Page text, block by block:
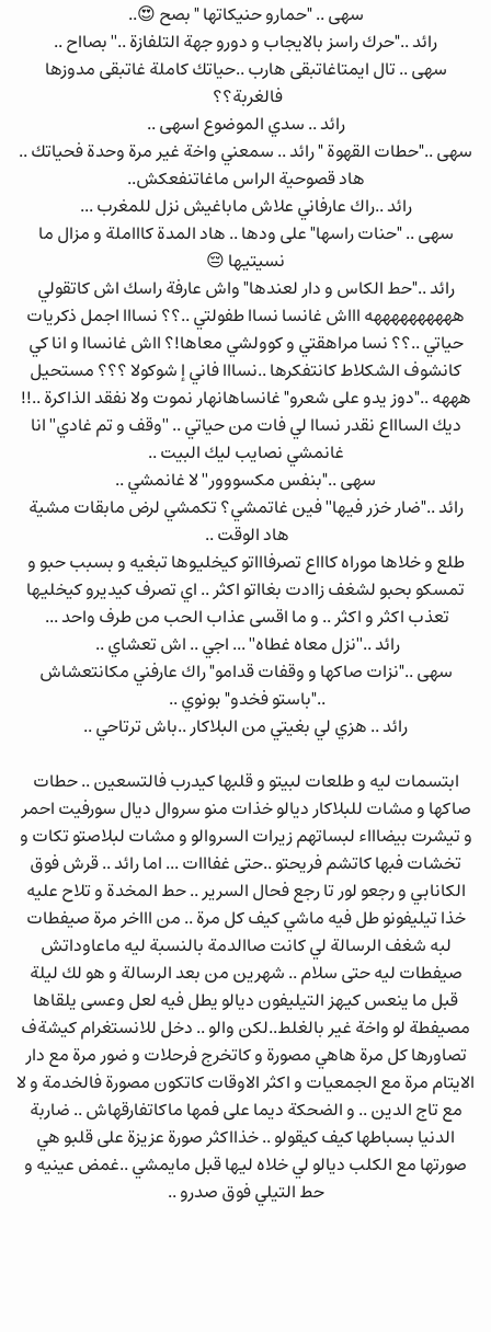
سهى .. "حمارو حنيكاتها " بصح 😍..
رائد .."حرك راسز بالايجاب و دورو جهة التلفازة ..'' بصااح ..
سهى .. تال ايمتاغاتبقى هارب ..حياتك كاملة غاتبقى مدوزها
فالغربة؟؟
رائد .. سدي الموضوع اسهى ..
سهى .."حطات القهوة " رائد .. سمعني واخة غير مرة وحدة فحياتك ..
هاد قصوحية الراس ماغاتنفعكش..
رائد ..راك عارفاني علاش ماباغيش نزل للمغرب ...
سهى .. "حنات راسها" على ودها .. هاد المدة كاااملة و مزال ما
نسيتيها 😔
رائد .."حط الكاس و دار لعندها" واش عارفة راسك اش كاتقولي
ههههههههههه اااش غانسا نساا طفولتي ..؟؟ نسااا اجمل ذكريات
حياتي ..؟؟ نسا مراهقتي و كوولشي معاها!؟ ااش غانساا و انا كي
كانشوف الشكلاط كانتفكرها ..نسااا فاني إ شوكولا ؟؟؟ مستحيل
هههه .."دوز يدو على شعرو" غانساهانهار نموت ولا نفقد الذاكرة ..!!
ديك الساااع نقدر نساا لي فات من حياتي .. ''وقف و تم غادي'' انا
غانمشي نصايب ليك البيت ..
سهى .."بنفس مكسووور'' لا غانمشي ..
رائد .."ضار خزر فيها'' فين غاتمشي؟ تكمشي لرض مابقات مشية
هاد الوقت ..
طلع و خلاها موراه كاااع تصرفاااتو كيخليوها تبغيه و بسبب حبو و
تمسكو بحبو لشغف زاادت بغااتو اكثر .. اي تصرف كيديرو كيخليها
تعذب اكثر و اكثر .. و ما اقسى عذاب الحب من طرف واحد ...
رائد ..''نزل معاه غطاه'' ... اجي .. اش تعشاي ..
سهى .."نزات صاكها و وقفات قدامو" راك عارفني مكانتعشاش
.."باستو فخدو" بونوي ..
رائد .. هزي لي بغيتي من البلاكار ..باش ترتاحي ..
ابتسمات ليه و طلعات لبيتو و قلبها كيدرب فالتسعين .. حطات
صاكها و مشات للبلاكار ديالو خذات منو سروال ديال سورفيت احمر
و تيشرت بيضاااء لبساتهم زيرات السروالو و مشات لبلاصتو تكات و
تخشات فبها كاتشم فريحتو ..حتى غفااات ... اما رائد .. قرش فوق
الكانابي و رجعو لور تا رجع فحال السرير .. حط المخدة و تلاح عليه
خذا تيليفونو طل فيه ماشي كيف كل مرة .. من اااخر مرة صيفطات
لبه شغف الرسالة لي كانت صاالدمة بالنسبة ليه ماعاوداتش
صيفطات ليه حتى سلام .. شهرين من بعد الرسالة و هو لك ليلة
قبل ما ينعس كيهز التيليفون ديالو يطل فيه لعل وعسى يلقاها
مصيفطة لو واخة غير بالغلط..لكن والو .. دخل للانستغرام كيشةف
تصاورها كل مرة هاهي مصورة و كاتخرج فرحلات و ضور مرة مع دار
الايتام مرة مع الجمعيات و اكثر الاوقات كاتكون مصورة فالخدمة و لا
مع تاج الدين .. و الضحكة ديما على فمها ماكاتفارقهاش .. ضاربة
الدنيا بسباطها كيف كيقولو .. خذااكثر صورة عزيزة على قلبو هي
صورتها مع الكلب ديالو لي خلاه ليها قبل مايمشي ..غمض عينيه و
حط التيلي فوق صدرو ..